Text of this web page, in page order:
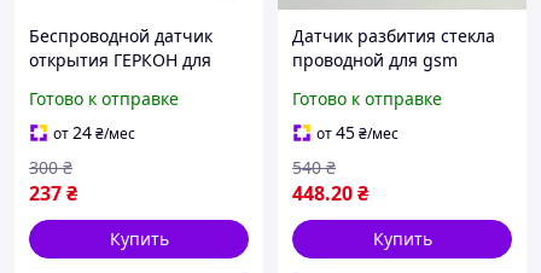
Беспроводной датчик
открытия ГЕРКОН для
на открытие дверей и
окон
Готово к отправке
от24₴/мес
237₴
300 ₴
Купить
Датчик разбития стекла
проводной для gsm
Готово к отправке
от45₴/мес
448.20₴
540 ₴
Купить